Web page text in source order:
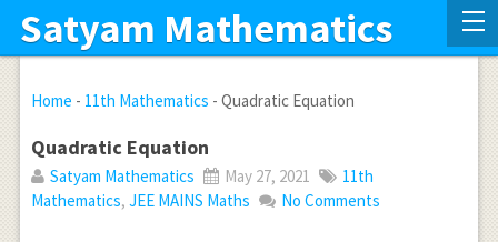
Satyam Mathematics
Home - 11th Mathematics - Quadratic Equation
Quadratic Equation
Satyam Mathematics May 27, 2021
11th
Mathematics, JEE MAINS Maths No Comments